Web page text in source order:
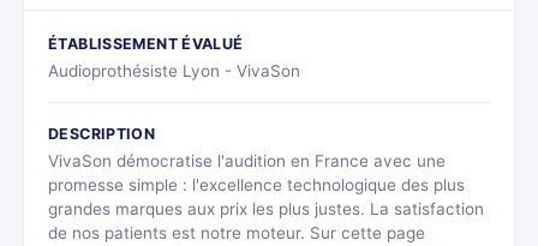
ÉTABLISSEMENT ÉVALUÉ
Audioprothésiste Lyon - VivaSon
DESCRIPTION
VivaSon démocratise l'audition en France avec une
promesse simple : l'excellence technologique des plus
grandes marques aux prix les plus justes. La satisfaction
de nos patients est notre moteur. Sur cette page